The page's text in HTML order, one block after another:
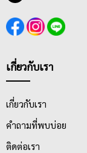
เกี่ยวกับเรา
เกี่ยวกับเรา
คำถามที่พบบ่อย
ติดต่อเรา